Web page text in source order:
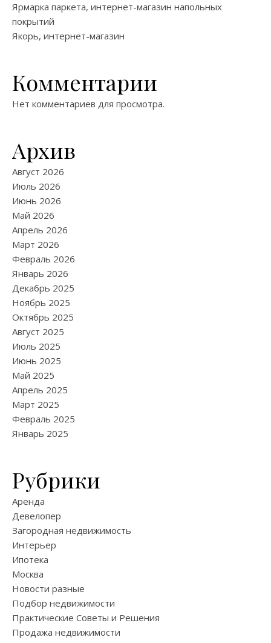
Ярмарка паркета, интернет-магазин напольных
покрытий
Якорь, интернет-магазин
Комментарии
Нет комментариев для просмотра.
Архив
Август 2026
Июль 2026
Июнь 2026
Май 2026
Апрель 2026
Март 2026
Февраль 2026
Январь 2026
Декабрь 2025
Ноябрь 2025
Октябрь 2025
Август 2025
Июль 2025
Июнь 2025
Май 2025
Апрель 2025
Март 2025
Февраль 2025
Январь 2025
Рубрики
Аренда
Девелопер
Загородная недвижимость
Интерьер
Ипотека
Москва
Новости разные
Подбор недвижимости
Практические Советы и Решения
Продажа недвижимости